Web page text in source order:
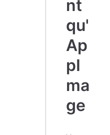
nt
qu'
Ap
pI
ma
ge